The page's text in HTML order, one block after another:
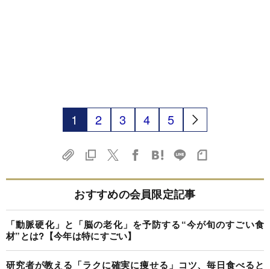
1 2 3 4 5
おすすめの会員限定記事
「動脈硬化」と「脳の老化」を予防する“今が旬のすごい食
材”とは?【今年は特にすごい】
研究者が教える「ラクに確実に痩せる」コツ、毎日食べると